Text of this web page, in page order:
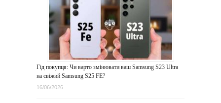
Гід покупця: Чи варто змінювати ваш Samsung S23 Ultra
на свіжий Samsung S25 FE?
16/06/2026